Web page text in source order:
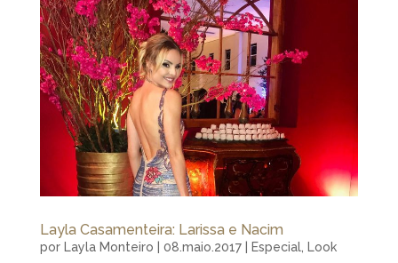
Layla Casamenteira: Larissa e Nacim
por Layla Monteiro 08.maio.2017| Especial, Look